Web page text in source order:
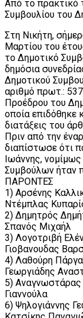
Από το πρακτικό
Συμβουλίου του
Στη Νικήτη,
Μαρτίου του
το Δημοτικό
δημόσια
Δημοτικού
αριθμό πρωτ.:
Προέδρου του
οποία επιδόθηκε
διατάξεις του
Πριν από την
διαπίστωσε ότι
Ιωάννης,
Συμβούλων ήταν
1)
Ντέμπλας
2)
Σπανός Μιχαήλ
3)
Γιοβανουδας
4)
Γεωργιάδης
5)
Γιαννούλα
6)